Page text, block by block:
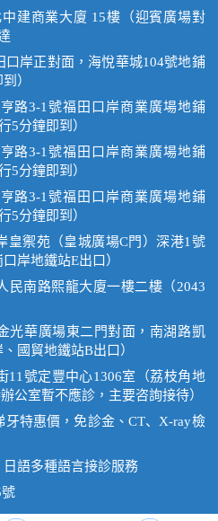
建商業大廈 15樓（迎賓廣場對
岸正對面，海悅華城104號地鋪
）
路3-1號福田口岸商業廣場地鋪
5分鐘即到）
路3-1號福田口岸商業廣場地鋪
5分鐘即到）
路3-1號福田口岸商業廣場地鋪
5分鐘即到）
皇禦苑（皇城廣場C門）深港1號
岸地鐵站E出口）
民南路熙龍大廈一樓二樓（2043
光華廣場東二門對面，南湖路凱
國貿地鐵站B出口）
11號定豐中心1306室（荔枝角地
公室暫不應診，主要咨詢接待）
特惠價，免診金、CT、X-ray檢
語多種語言接診服務